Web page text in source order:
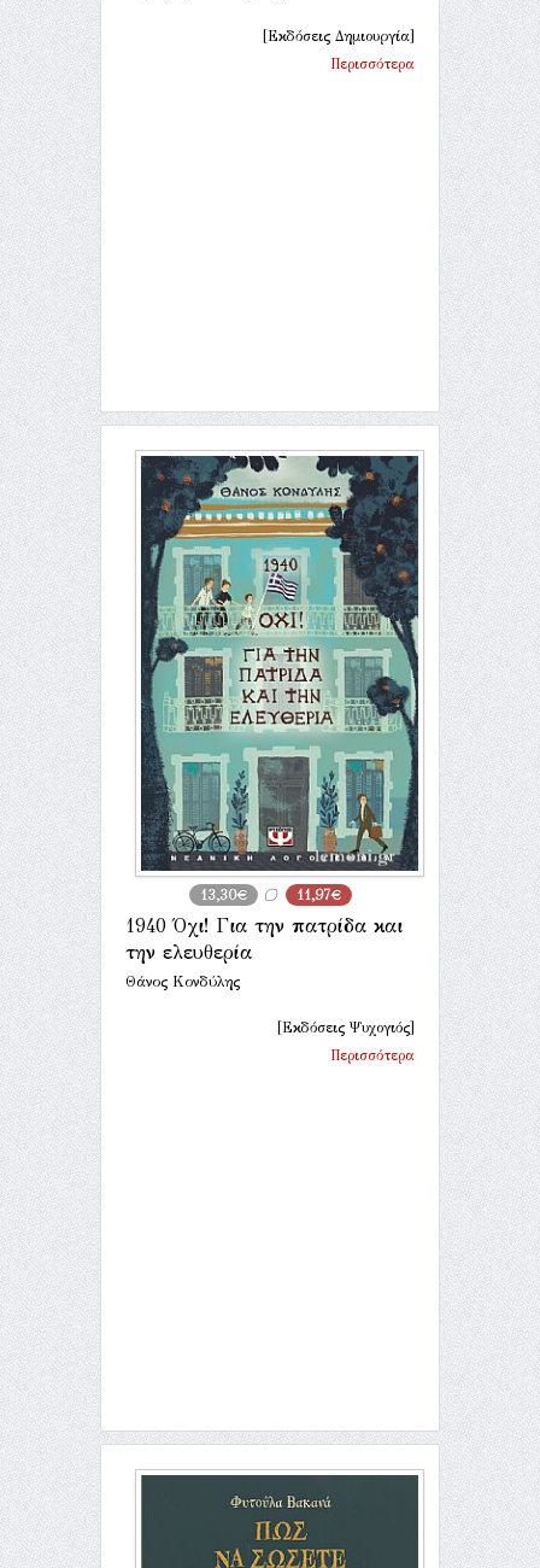
[Εκδόσεις Δημιουργία]
Περισσότερα
13,30€ 11,97€
1940 Όχι! Για την πατρίδα και
την ελευθερία
Θάνος Κονδύλης
[Εκδόσεις Ψυχογιός]
Περισσότερα